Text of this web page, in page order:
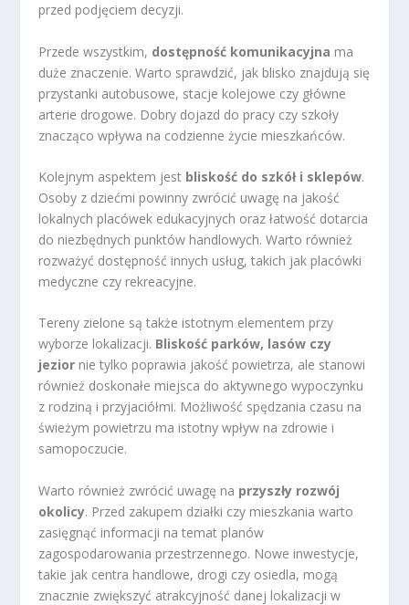
przed podjęciem decyzji.
Przede wszystkim, dostępność komunikacyjna ma
duże znaczenie. Warto sprawdzić, jak blisko znajdują się
przystanki autobusowe, stacje kolejowe czy główne
arterie drogowe. Dobry dojazd do pracy czy szkoły
znacząco wpływa na codzienne życie mieszkańców.
Kolejnym aspektem jest bliskość do szkół i sklepów.
Osoby z dziećmi powinny zwrócić uwagę na jakość
lokalnych placówek edukacyjnych oraz łatwość dotarcia
do niezbędnych punktów handlowych. Warto również
rozważyć dostępność innych usług, takich jak placówki
medyczne czy rekreacyjne.
Tereny zielone są także istotnym elementem przy
wyborze lokalizacji. Bliskość parków, lasów czy
jezior nie tylko poprawia jakość powietrza, ale stanowi
również doskonałe miejsca do aktywnego wypoczynku
z rodziną i przyjaciółmi. Możliwość spędzania czasu na
świeżym powietrzu ma istotny wpływ na zdrowie i
samopoczucie.
Warto również zwrócić uwagę na przyszły rozwój
okolicy. Przed zakupem działki czy mieszkania warto
zasięgnąć informacji na temat planów
zagospodarowania przestrzennego. Nowe inwestycje,
takie jak centra handlowe, drogi czy osiedla, mogą
znacznie zwiększyć atrakcyjność danej lokalizacji w